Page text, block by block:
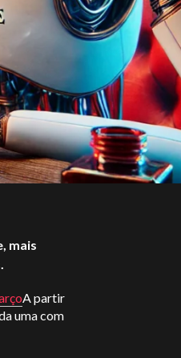
mais
A partir
uma com